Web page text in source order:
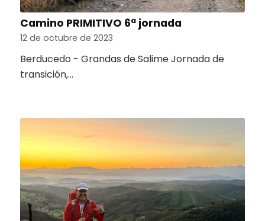
Camino PRIMITIVO 6ª jornada
12 de octubre de 2023
Berducedo - Grandas de Salime Jornada de
transición,…